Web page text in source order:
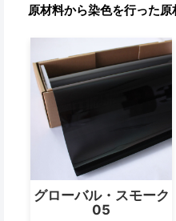
原材料から染色を行った
グローバル・スモーク
05